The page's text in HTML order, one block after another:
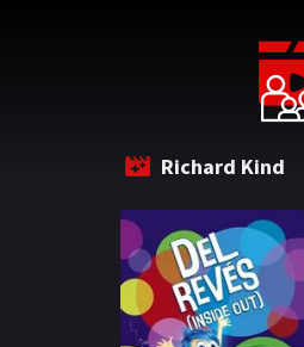
Richard Kind